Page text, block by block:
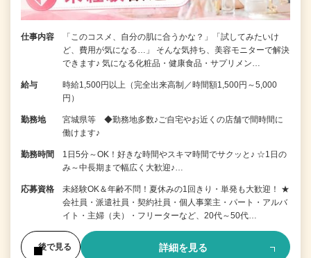
仕事内容
「このコスメ、自分の肌に合うかな？」「試してみたいけ
ど、費用が気になる…」 そんな気持ち、美容モニターで解決
できます♪ 気になる化粧品・健康食品・サプリメン…
給与
時給1,500円以上（完全出来高制／時間額1,500円～5,000
円）
勤務地
宮城県等 ◆勤務地多数♪ご自宅やお近くの店舗で間時間に
働けます♪
勤務時間
1日5分～OK！好きな時間やスキマ時間でサクッと♪ ☆1日の
み～中長期まで幅広く大歓迎♪…
応募資格
未経験OK＆年齢不問！夏休みの1回きり・単発も大歓迎！ ★
会社員・派遣社員・契約社員・個人事業主・パート・アルバ
イト・主婦（夫）・フリーターなど、20代～50代…
後で見る 詳細を見る